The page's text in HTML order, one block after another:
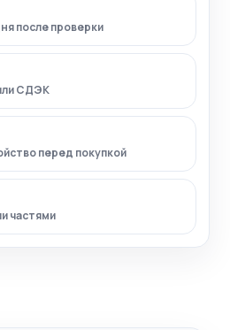
после проверки
СДЭК
перед покупкой
частями